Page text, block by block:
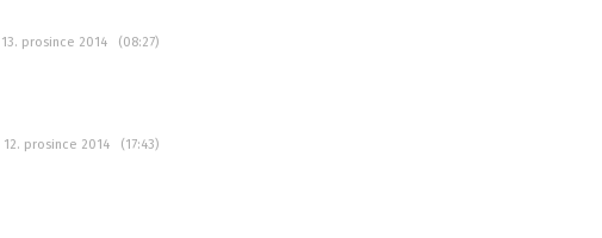
13. prosince 2014 (08:27)
12. prosince 2014 (17:43)